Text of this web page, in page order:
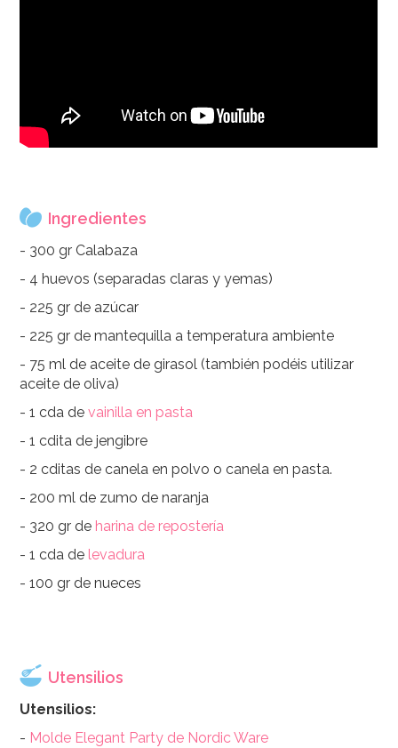
Ingredientes
- 300 gr Calabaza
- 4 huevos (separadas claras y yemas)
- 225 gr de azúcar
- 225 gr de mantequilla a temperatura ambiente
- 75 ml de aceite de girasol (también podéis utilizar
aceite de oliva)
- 1 cda devainilla en pasta
- 1 cdita de jengibre
- 2 cditas de canela en polvo o canela en pasta.
- 200 ml de zumo de naranja
- 320 gr de harina de repostería
- 1 cda de levadura
- 100 gr de nueces
Utensilios
Utensilios:
- Molde Elegant Party de Nordic Ware